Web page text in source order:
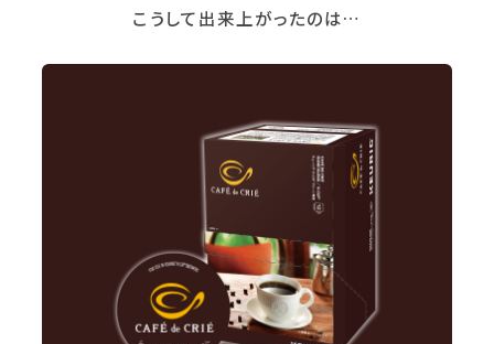
こうして出来上がったのは…